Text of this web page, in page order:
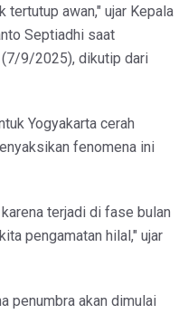
tertutup awan," ujar Kepala
Septiadhi saat
(7/9/2025), dikutip dari
Yogyakarta cerah
fenomena ini
terjadi di fase bulan
pengamatan hilal," ujar
penumbra akan dimulai